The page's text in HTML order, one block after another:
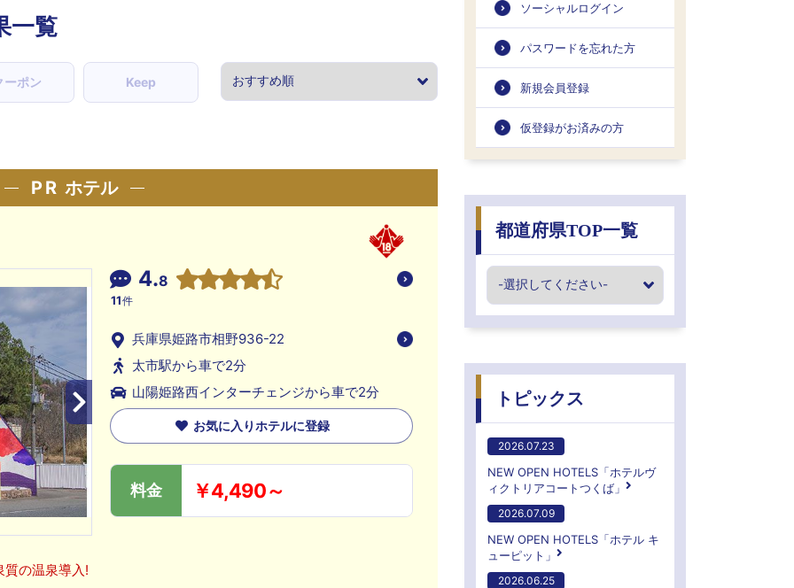
一覧
ーポン Keep
PR ホテル
4.8
11件
兵庫県姫路市相野936-22
太市駅から車で2分
山陽姫路西インターチェンジから車で2分
お気に入りホテルに登録
料金 ￥4,490～
質の温泉導入!
ソーシャルログイン
パスワードを忘れた方
新規会員登録
仮登録がお済みの方
都道府県TOP一覧
トピックス
2026.07.23
NEW OPEN HOTELS「ホテルヴ
ィクトリアコートつくば」
2026.07.09
NEW OPEN HOTELS「ホテル キ
ューピット」
2026.06.25